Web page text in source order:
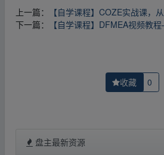
上一篇：
【自学课程】COZE实战课，
下一篇：
【自学课程】DFMEA视频教
收藏 0
盘主最新资源